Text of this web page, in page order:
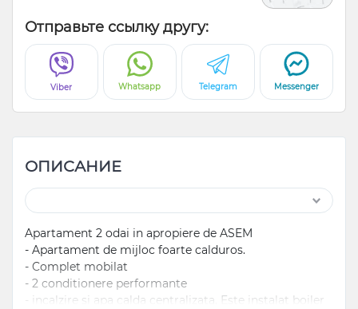
Отправьте ссылку другу:
Viber Whatsapp Telegram Messenger
ОПИСАНИЕ
Apartament 2 odai in apropiere de ASEM
- Apartament de mijloc foarte calduros.
- Complet mobilat
- 2 conditionere performante
- incalzire si apa calda centralizata. Este instalat boiler